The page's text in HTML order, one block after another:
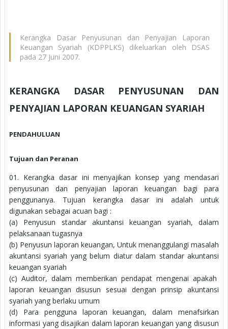
Kerangka Dasar Penyusunan dan Penyajian Laporan
Keuangan Syariah (KDPPLKS) dikeluarkan oleh DSAS
pada 27 Juni 2007.
KERANGKA DASAR PENYUSUNAN DAN
PENYAJIAN LAPORAN KEUANGAN SYARIAH
PENDAHULUAN
Tujuan dan Peranan
01. Kerangka dasar ini menyajikan konsep yang mendasari
penyusunan dan penyajian laporan keuangan bagi para
penggunanya. Tujuan kerangka dasar ini adalah untuk
digunakan sebagai acuan bagi :
(a) Penyusun standar akuntansi keuangan syariah, dalam
pelaksanaan tugasnya
(b) Penyusun laporan keuangan, Untuk menanggulangi masalah
akuntansi syariah yang belum diatur dalam standar akuntansi
keuangan syariah
(c) Auditor, dalam memberikan pendapat mengenai apakah
laporan keuangan disusun sesuai dengan prinsip akuntansi
syariah yang berlaku umum
(d) Para pengguna laporan keuangan, dalam menafsirkan
informasi yang disajikan dalam laporan keuangan yang disusun